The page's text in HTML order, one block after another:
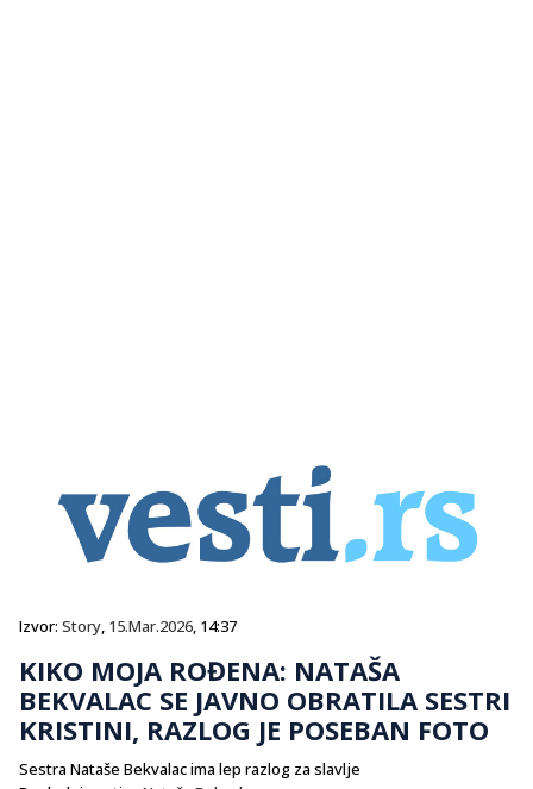
Izvor: Story, 15.Mar.2026, 14:37
KIKO MOJA ROĐENA: NATAŠA
BEKVALAC SE JAVNO OBRATILA SESTRI
KRISTINI, RAZLOG JE POSEBAN FOTO
Sestra Nataše Bekvalac ima lep razlog za slavlje